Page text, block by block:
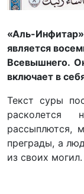
«Аль-Инфитар»
является
Всевышнего.
включает в
Текст суры
расколется
рассыплются,
преграды, а
из своих могил.